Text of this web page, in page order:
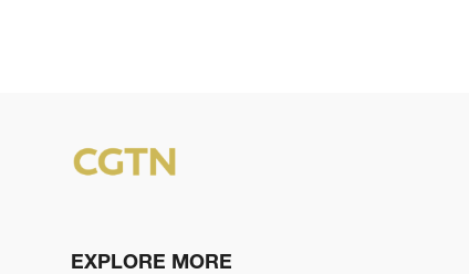
EXPLORE MORE